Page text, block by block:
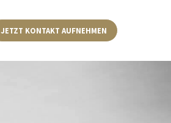
JETZT KONTAKT AUFNEHMEN